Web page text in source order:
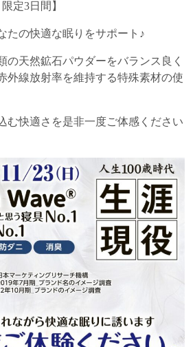
定3日間】
たの快適な眠りをサポート♪
の天然鉱石パウダーをバランス良く
外線放射率を維持する特殊素材の使
む快適さを是非一度ご体感ください